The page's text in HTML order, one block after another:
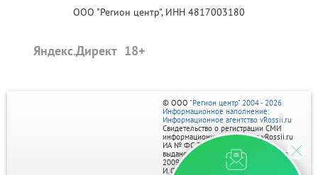
ООО "Регион центр", ИНН 4817003180
Яндекс.Директ
© ООО "Регион центр" 2004 - 2026
Информационное наполнение:
Информационное агентство vRossii.ru
Свидетельство о регистрации СМИ
информационного агентства vRossii.ru
ИА № ФС 77‑35502
выдано РОСКОМНАДЗОРом 04 марта
2009г.
И. О. Главного редактора Нарыков А. Н.